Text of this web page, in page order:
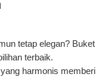
tetap elegan? Buket
terbaik.
harmonis memberi